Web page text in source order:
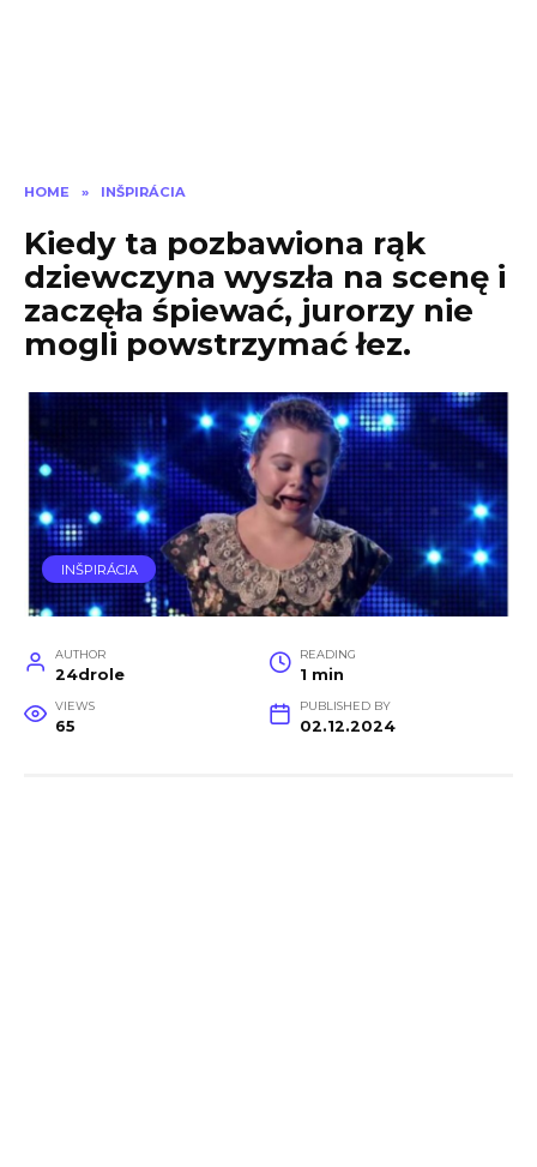
HOME » INŠPIRÁCIA
Kiedy ta pozbawiona rąk
dziewczyna wyszła na scenę i
zaczęła śpiewać, jurorzy nie
mogli powstrzymać łez.
INŠPIRÁCIA
AUTHOR
24drole
READING
1 min
VIEWS
65
PUBLISHED BY
02.12.2024